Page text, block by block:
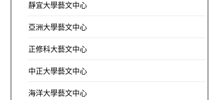
靜宜大學藝文中心
亞洲大學藝文中心
正修科大藝文中心
中正大學藝文中心
海洋大學藝文中心